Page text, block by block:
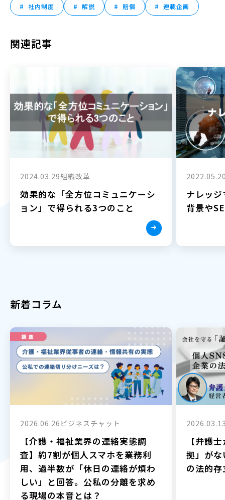
社内制度 解説 賠償 連載企画
関連記事
2024.03.29組織改革
効果的な「全方位コミュニケーシ
ョン」で得られる3つのこと
ナレッ
背景や
新着コラム
2026.06.26 ビジネスチャット
【介護・福祉業界の連絡実態調
査】約7割が個人スマホを業務利
用、過半数が「休日の連絡が煩わ
しい」と回答。公私の分離を求め
る現場の本音とは？
【弁護
拠」が
の法的